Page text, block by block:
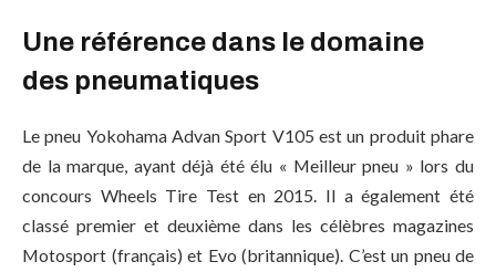
Une référence dans le domaine
des pneumatiques
Le pneu Yokohama Advan Sport V105 est un produit phare
de la marque, ayant déjà été élu « Meilleur pneu » lors du
concours Wheels Tire Test en 2015. Il a également été
classé premier et deuxième dans les célèbres magazines
Motosport (français) et Evo (britannique). C’est un pneu de